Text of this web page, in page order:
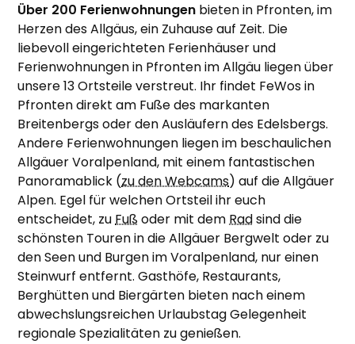
Über 200 Ferienwohnungen bieten in Pfronten, im
Herzen des Allgäus, ein Zuhause auf Zeit. Die
liebevoll eingerichteten Ferienhäuser und
Ferienwohnungen in Pfronten im Allgäu liegen über
unsere 13 Ortsteile verstreut. Ihr findet FeWos in
Pfronten direkt am Fuße des markanten
Breitenbergs oder den Ausläufern des Edelsbergs.
Andere Ferienwohnungen liegen im beschaulichen
Allgäuer Voralpenland, mit einem fantastischen
Panoramablick (zu den Webcams) auf die Allgäuer
Alpen. Egel für welchen Ortsteil ihr euch
entscheidet, zuFuß oder mit demRadsind die
schönsten Touren in die Allgäuer Bergwelt oder zu
den Seen und Burgen im Voralpenland, nur einen
Steinwurf entfernt. Gasthöfe, Restaurants,
Berghütten und Biergärten bieten nach einem
abwechslungsreichen Urlaubstag Gelegenheit
regionale Spezialitäten zu genießen.